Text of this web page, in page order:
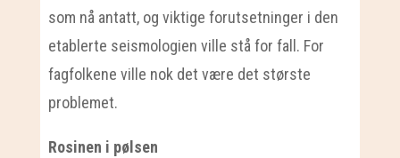
som nå antatt, og viktige forutsetninger i den
etablerte seismologien ville stå for fall. For
fagfolkene ville nok det være det største
problemet.
Rosinen i pølsen